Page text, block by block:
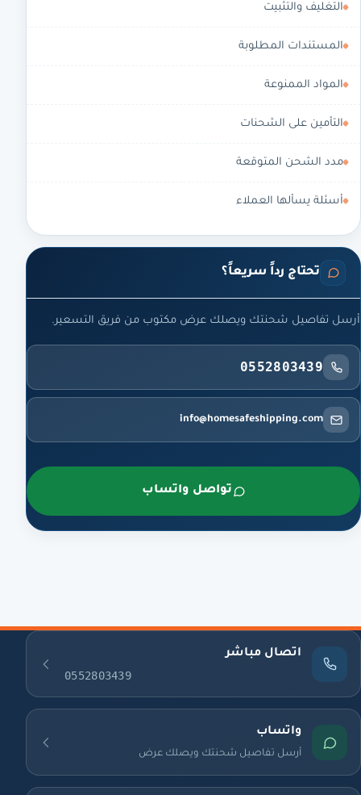
التغليف والتثبيت
المستندات المطلوبة
المواد الممنوعة
التأمين على الشحنات
مدد الشحن المتوقعة
أسئلة يسألها العملاء
تحتاج رداً سريعاً؟
أرسل تفاصيل شحنتك ويصلك عرض مكتوب من فريق التسعير.
0552803439
info@homesafeshipping.com
تواصل واتساب
اتصال مباشر
0552803439
واتساب
أرسل تفاصيل شحنتك ويصلك عرض